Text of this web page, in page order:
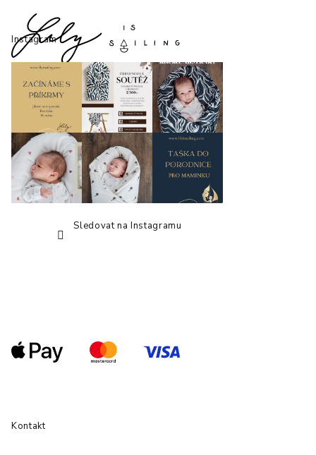
Instagram
Sledovat na Instagramu
Kontakt